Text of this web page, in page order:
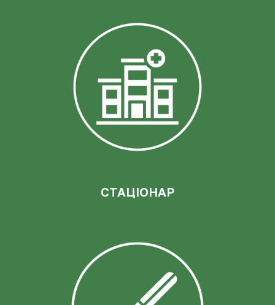
СТАЦІОНАР